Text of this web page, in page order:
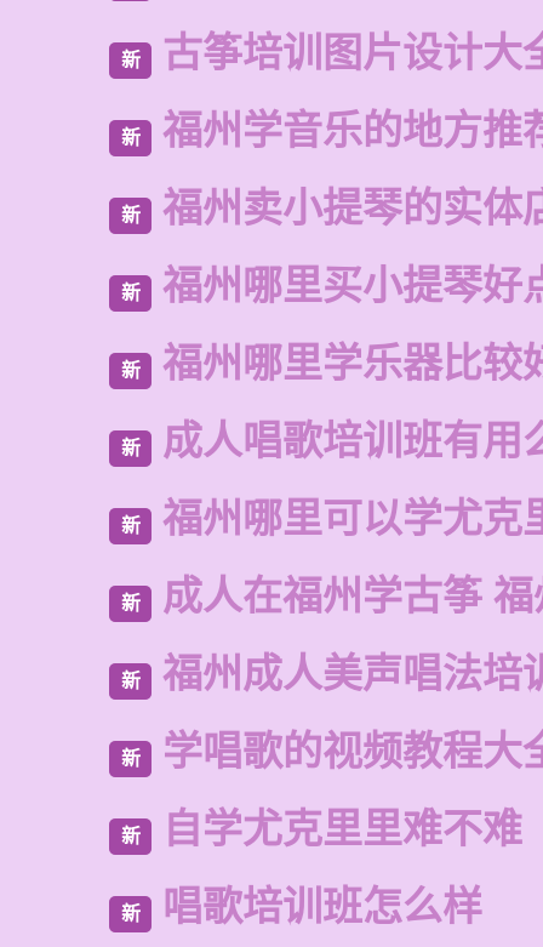
新 古筝培训图片设计大
新 福州学音乐的地方推
新 福州卖小提琴的实体
新 福州哪里买小提琴好
新 福州哪里学乐器比较
新 成人唱歌培训班有用
新 福州哪里可以学尤克
新 成人在福州学古筝
新 福州成人美声唱法培
新 学唱歌的视频教程大
新 自学尤克里里难不难
新 唱歌培训班怎么样